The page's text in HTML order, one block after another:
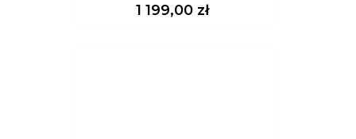
Cena
1 199,00 zł